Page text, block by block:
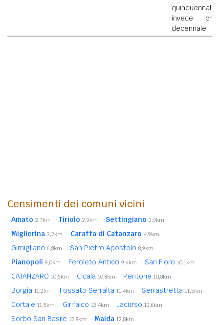
quinquennale
invece che
decennale.
Censimenti dei comuni vicini
Amato 2,7km Tiriolo 2,9km Settingiano 2,9km
Miglierina 3,2km Caraffa di Catanzaro 4,9km
Gimigliano 6,8km San Pietro Apostolo 8,9km
Pianopoli 9,0km Feroleto Antico 9,4km San Floro 10,1km
CATANZARO 10,6km Cicala 10,8km Pentone 10,8km
Borgia 11,2km Fossato Serralta 11,4km Serrastretta 11,5km
Cortale 11,5km Girifalco 12,4km Jacurso 12,6km
Sorbo San Basile 12,8km Maida 12,8km